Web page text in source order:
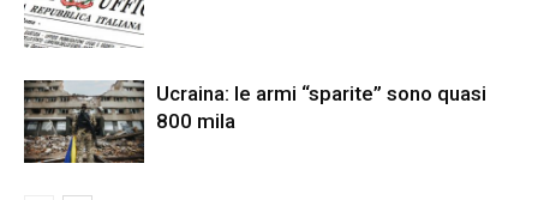
Ucraina: le armi “sparite” sono quasi
800 mila